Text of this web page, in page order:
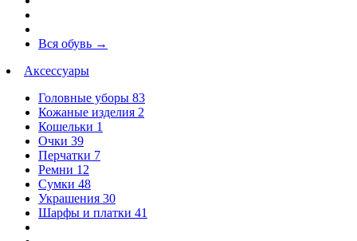
Вся обувь →
Аксессуары
Головные уборы 83
Кожаные изделия 2
Кошельки 1
Очки 39
Перчатки 7
Ремни 12
Сумки 48
Украшения 30
Шарфы и платки 41